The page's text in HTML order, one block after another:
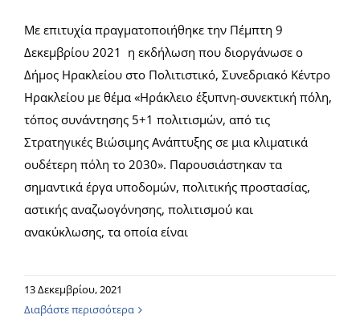
Με επιτυχία πραγματοποιήθηκε την Πέμπτη 9
Δεκεμβρίου 2021 η εκδήλωση που διοργάνωσε ο
Δήμος Ηρακλείου στο Πολιτιστικό, Συνεδριακό Κέντρο
Ηρακλείου με θέμα «Ηράκλειο έξυπνη-συνεκτική πόλη,
τόπος συνάντησης 5+1 πολιτισμών, από τις
Στρατηγικές Βιώσιμης Ανάπτυξης σε μια κλιματικά
ουδέτερη πόλη το 2030». Παρουσιάστηκαν τα
σημαντικά έργα υποδομών, πολιτικής προστασίας,
αστικής αναζωογόνησης, πολιτισμού και
ανακύκλωσης, τα οποία είναι
13 Δεκεμβρίου, 2021
Διαβάστε περισσότερα